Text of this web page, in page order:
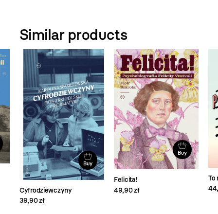
Similar products
Buy
Cyfrodziewczyny
39,90 zł
Buy
Felicita!
49,90 zł
To